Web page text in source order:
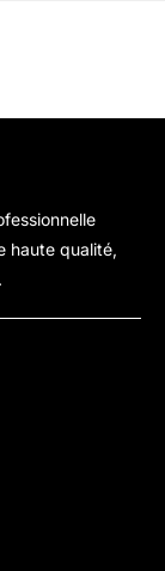
haute qualité,